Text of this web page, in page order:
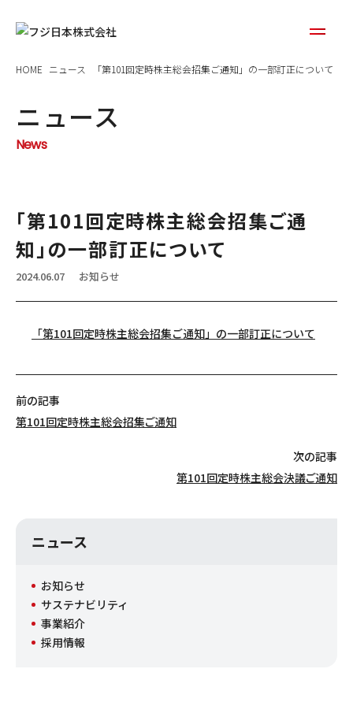
HOME ニュース 「第101回定時株主総会招集ご通知」の一部訂正について
ニュース
News
ニュース
お知らせ
サステナビリティ
事業紹介
採用情報
「第101回定時株主総会招集ご通
知」の一部訂正について
2024.06.07 お知らせ
「第101回定時株主総会招集ご通知」の一部訂正について
前の記事
第101回定時株主総会招集ご通知
次の記事
第101回定時株主総会決議ご通知